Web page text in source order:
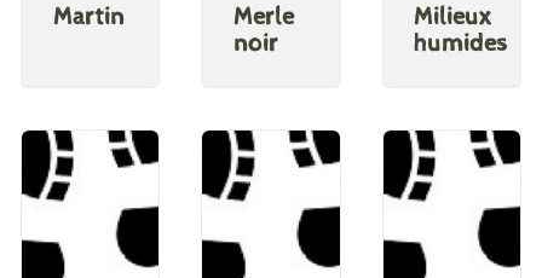
Martin
Merle
noir
Milieux
humides